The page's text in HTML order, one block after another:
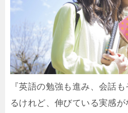
『英語の勉強も進み、会話
るけれど、伸びている実感